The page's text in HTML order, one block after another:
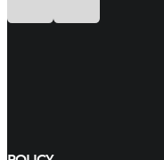
Följ oss på Facebook
Följ oss på LinkedIn